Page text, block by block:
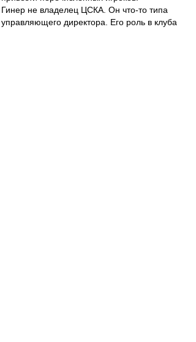
Гинер не владелец ЦСКА. Он что-то типа
управляющего директора. Его роль в клуба